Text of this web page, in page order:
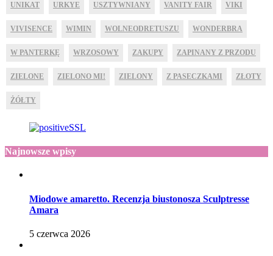
UNIKAT URKYE USZTYWNIANY VANITY FAIR VIKI
VIVISENCE WIMIN WOLNEODRETUSZU WONDERBRA
W PANTERKĘ WRZOSOWY ZAKUPY ZAPINANY Z PRZODU
ZIELONE ZIELONO MI! ZIELONY Z PASECZKAMI ZŁOTY
ŻÓŁTY
Najnowsze wpisy
Miodowe amaretto. Recenzja biustonosza Sculptresse
Amara
5 czerwca 2026